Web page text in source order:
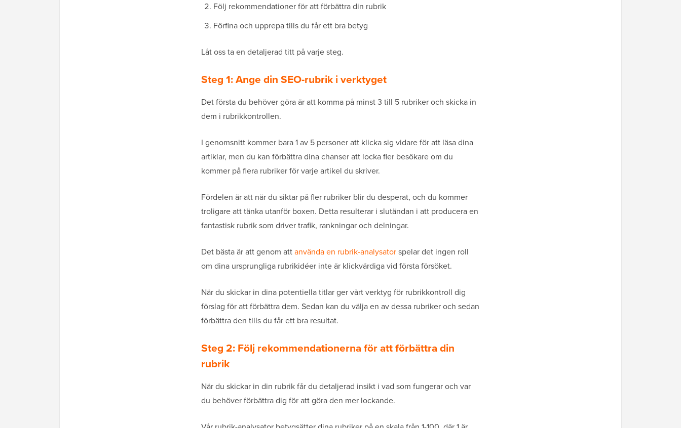
Följ rekommendationer för att förbättra din rubrik
Förfina och upprepa tills du får ett bra betyg
Låt oss ta en detaljerad titt på varje steg.
Steg 1: Ange din SEO-rubrik i verktyget
Det första du behöver göra är att komma på minst 3 till 5 rubriker och skicka in
dem i rubrikkontrollen.
I genomsnitt kommer bara 1 av 5 personer att klicka sig vidare för att läsa dina
artiklar, men du kan förbättra dina chanser att locka fler besökare om du
kommer på flera rubriker för varje artikel du skriver.
Fördelen är att när du siktar på fler rubriker blir du desperat, och du kommer
troligare att tänka utanför boxen. Detta resulterar i slutändan i att producera en
fantastisk rubrik som driver trafik, rankningar och delningar.
Det bästa är att genom attanvända en rubrik-analysatorspelar det ingen roll
om dina ursprungliga rubrikidéer inte är klickvärdiga vid första försöket.
När du skickar in dina potentiella titlar ger vårt verktyg för rubrikkontroll dig
förslag för att förbättra dem. Sedan kan du välja en av dessa rubriker och sedan
förbättra den tills du får ett bra resultat.
Steg 2: Följ rekommendationerna för att förbättra din
rubrik
När du skickar in din rubrik får du detaljerad insikt i vad som fungerar och var
du behöver förbättra dig för att göra den mer lockande.